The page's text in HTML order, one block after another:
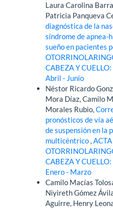
Laura Carolina
Patricia Panqueva
diagnóstica de la
síndrome de apnea-
sueño en pacientes
CABEZA Y
Abril - Junio
Néstor Ricardo
Mora Díaz, Camilo
Morales Rubio,
pronósticos de vía
de suspensión en la
multicéntrico,
CABEZA Y
Enero - Marzo
Camilo Macías
Niyireth Gómez
Aguirre, Henry